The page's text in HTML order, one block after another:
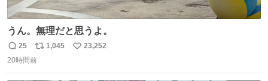
うん。無理だと思うよ。
返
信
25
リ
ポ
1,045
い
23,252
20時間前